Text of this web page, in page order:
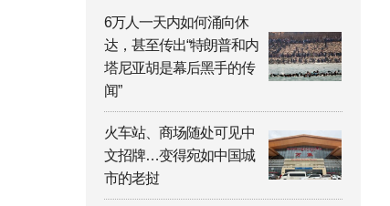
6万人一天内如何涌向休
达，甚至传出“特朗普和内
塔尼亚胡是幕后黑手的传
闻”
火车站、商场随处可见中
文招牌…变得宛如中国城
市的老挝